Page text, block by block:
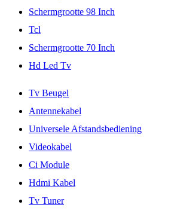
Schermgrootte 98 Inch
Tcl
Schermgrootte 70 Inch
Hd Led Tv
Tv Beugel
Antennekabel
Universele Afstandsbediening
Videokabel
Ci Module
Hdmi Kabel
Tv Tuner